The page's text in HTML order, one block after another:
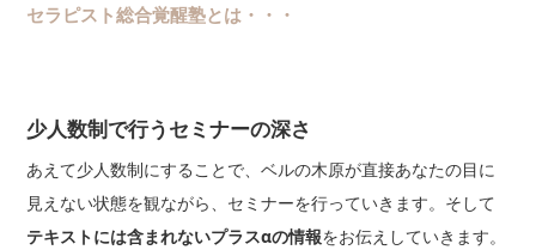
セラピスト総合覚醒塾とは・・・
少人数制で行うセミナーの深さ
あえて少人数制にすることで、ベルの木原が直接あなたの目に
見えない状態を観ながら、セミナーを行っていきます。そして
テキストには含まれないプラスαの情報をお伝えしていきます。